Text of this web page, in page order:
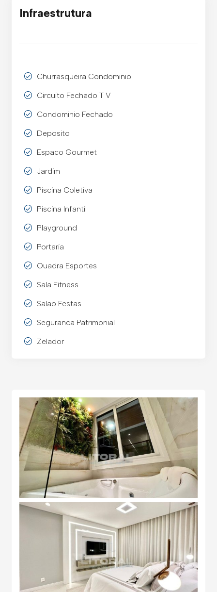
Infraestrutura
Churrasqueira Condominio
Circuito Fechado T V
Condominio Fechado
Deposito
Espaco Gourmet
Jardim
Piscina Coletiva
Piscina Infantil
Playground
Portaria
Quadra Esportes
Sala Fitness
Salao Festas
Seguranca Patrimonial
Zelador